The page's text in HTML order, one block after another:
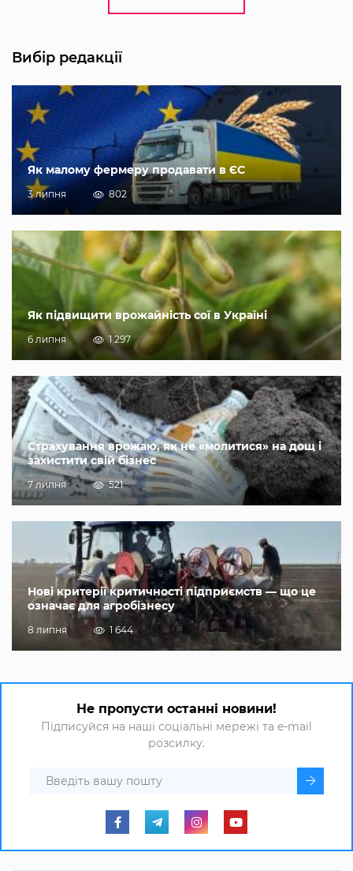
Вибір редакції
Як малому фермеру продавати в ЄС
3 липня 802
Як підвищити врожайність сої в Україні
6 липня 1 297
Страхування врожаю, як не «молитися» на дощ і
захистити свій бізнес
7 липня 521
Нові критерії критичності підприємств — що це
означає для агробізнесу
8 липня 1 644
Не пропусти останні новини!
Підписуйся на наші соціальні мережі та e-mail
розсилку.